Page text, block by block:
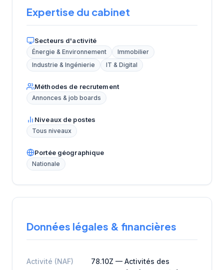
Expertise du cabinet
Secteurs d'activité
Énergie & Environnement
Immobilier
Industrie & Ingénierie
IT & Digital
Méthodes de recrutement
Annonces & job boards
Niveaux de postes
Tous niveaux
Portée géographique
Nationale
Données légales & financières
Activité (NAF)
78.10Z — Activités des